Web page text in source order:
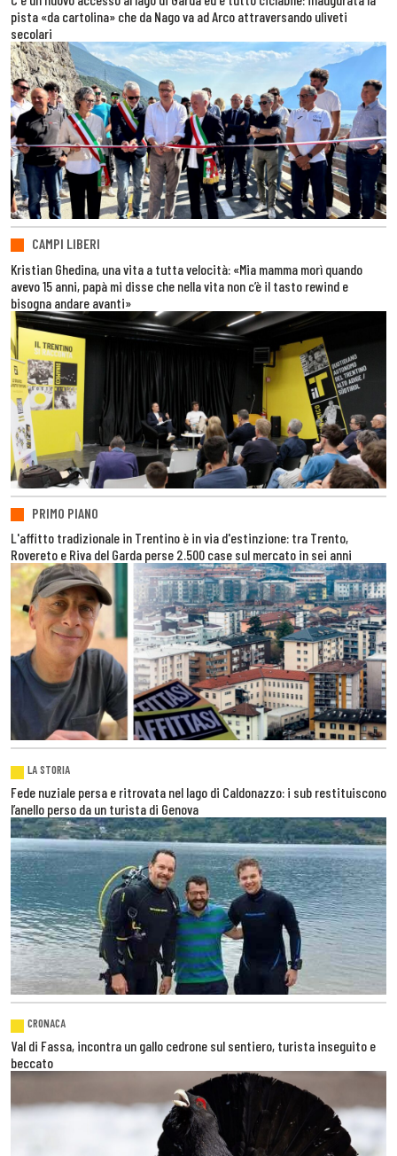
pista «da cartolina» che da Nago va ad Arco attraversando uliveti
secolari
CAMPI LIBERI
Kristian Ghedina, una vita a tutta velocità: «Mia mamma morì quando
avevo 15 anni, papà mi disse che nella vita non c’è il tasto rewind e
bisogna andare avanti»
PRIMO PIANO
L'affitto tradizionale in Trentino è in via d'estinzione: tra Trento,
Rovereto e Riva del Garda perse 2.500 case sul mercato in sei anni
LA STORIA
Fede nuziale persa e ritrovata nel lago di Caldonazzo: i sub restituiscono
l’anello perso da un turista di Genova
CRONACA
Val di Fassa, incontra un gallo cedrone sul sentiero, turista inseguito e
beccato